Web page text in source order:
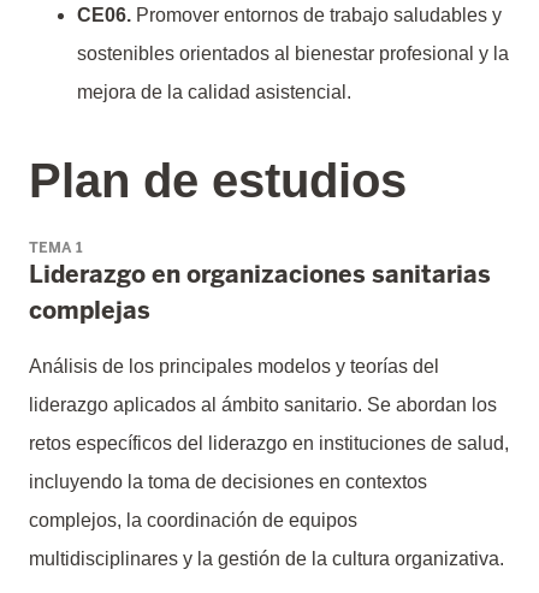
CE06. Promover entornos de trabajo saludables y
sostenibles orientados al bienestar profesional y la
mejora de la calidad asistencial.
Plan de estudios
TEMA 1
Liderazgo en organizaciones sanitarias
complejas
Análisis de los principales modelos y teorías del
liderazgo aplicados al ámbito sanitario. Se abordan los
retos específicos del liderazgo en instituciones de salud,
incluyendo la toma de decisiones en contextos
complejos, la coordinación de equipos
multidisciplinares y la gestión de la cultura organizativa.